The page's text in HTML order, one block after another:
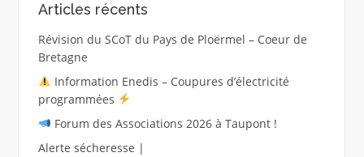
Articles récents
Révision du SCoT du Pays de Ploërmel – Coeur de
Bretagne
Information Enedis – Coupures d’électricité
programmées
Forum des Associations 2026 à Taupont !
Alerte sécheresse |